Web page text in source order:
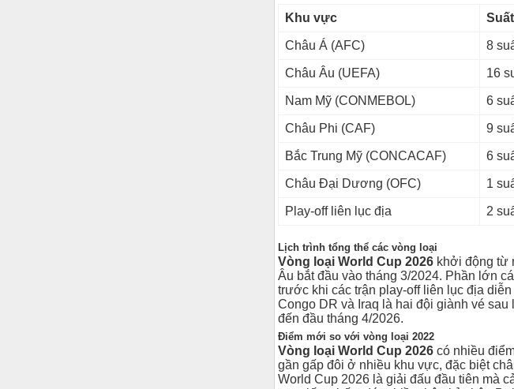
Khu vực
Châu Á (AFC) 8
Châu Âu (UEFA) 16
Nam Mỹ (CONMEBOL) 6
Châu Phi (CAF) 9
Bắc Trung Mỹ (CONCACAF) 6
Châu Đại Dương (OFC) 1
Play-off liên lục địa 2
Lịch trình tổng thể các vòng loại
Vòng loại World Cup 2026 khởi động từ
Âu bắt đầu vào tháng 3/2024. Phần lớn
trước khi các trận play-off liên lục địa
Congo DR và Iraq là hai đội giành vé
đến đầu tháng 4/2026.
Điểm mới so với vòng loại 2022
Vòng loại World Cup 2026 có nhiều
gần gấp đôi ở nhiều khu vực, đặc biệt
World Cup 2026 là giải đấu đầu tiên mà